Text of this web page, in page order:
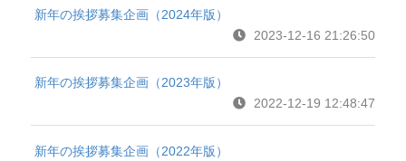
新年の挨拶募集企画（2024年版）
2023-12-16 21:26:50
新年の挨拶募集企画（2023年版）
2022-12-19 12:48:47
新年の挨拶募集企画（2022年版）